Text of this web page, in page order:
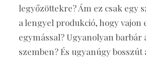
legyőzöttekre? Ám ez csak egy
a lengyel produkció, hogy
egymással? Ugyanolyan
szemben? És ugyanúgy